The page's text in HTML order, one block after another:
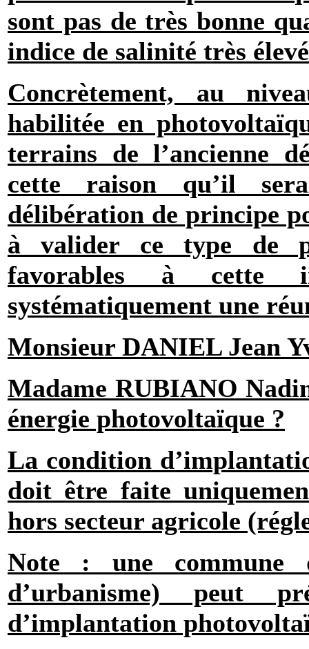
sont pas de très bonne
indice de salinité très
Concrètement, au
habilitée en
terrains de l’ancienne
cette raison qu’il
délibération de principe
à valider ce type de
favorables à cette
systématiquement une
Monsieur DANIEL Jean
Madame RUBIANO
énergie photovoltaïque ?
La condition
doit être faite
hors secteur agricole
Note : une commune
d’urbanisme) peut
d’implantation